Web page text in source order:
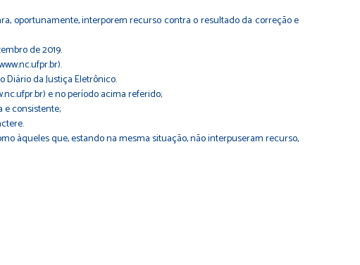
oportunamente, interporem recurso contra o resultado da correção e
de 2019.
Diário da Justiça Eletrônico.
e no período acima referido;
consistente;
àqueles que, estando na mesma situação, não interpuseram recurso,